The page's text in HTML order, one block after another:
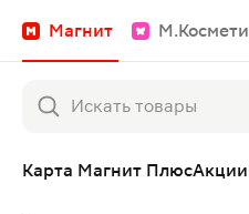
Магнит
Карта Магнит ПлюсАкции